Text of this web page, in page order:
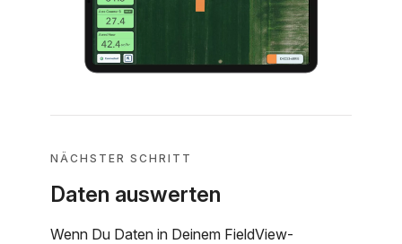
NÄCHSTER SCHRITT
Daten auswerten
Wenn Du Daten in Deinem FieldView-